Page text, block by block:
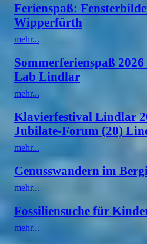
Ferienspaß:
Wipperfürth
mehr...
Sommerferienspaß
Lab Lindlar
mehr...
Klavierfestival Lindlar
Jubilate-Forum (20)
mehr...
Genusswandern im
mehr...
Fossiliensuche für
mehr...